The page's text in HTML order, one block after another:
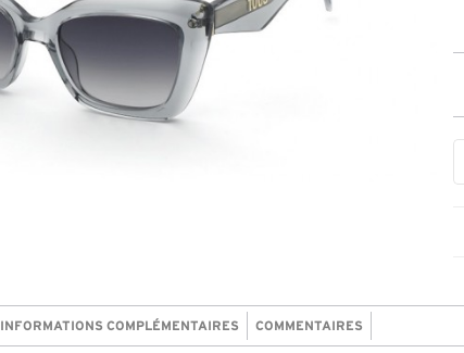
INFORMATIONS COMPLÉMENTAIRES COMMENTAIRES